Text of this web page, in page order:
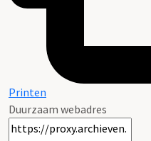
Printen
Duurzaam webadres